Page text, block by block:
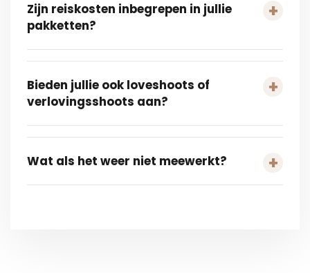
Zijn reiskosten inbegrepen in jullie
pakketten?
Bieden jullie ook loveshoots of
verlovingsshoots aan?
Wat als het weer niet meewerkt?